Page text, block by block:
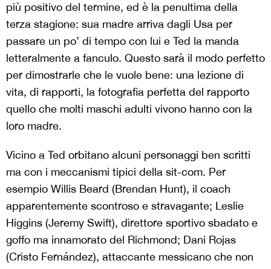
più positivo del termine, ed è la penultima della
terza stagione: sua madre arriva dagli Usa per
passare un po’ di tempo con lui e Ted la manda
letteralmente a fanculo. Questo sarà il modo perfetto
per dimostrarle che le vuole bene: una lezione di
vita, di rapporti, la fotografia perfetta del rapporto
quello che molti maschi adulti vivono hanno con la
loro madre.
Vicino a Ted orbitano alcuni personaggi ben scritti
ma con i meccanismi tipici della sit-com. Per
esempio Willis Beard (Brendan Hunt), il coach
apparentemente scontroso e stravagante; Leslie
Higgins (Jeremy Swift), direttore sportivo sbadato e
goffo ma innamorato del Richmond; Dani Rojas
(Cristo Fernández), attaccante messicano che non